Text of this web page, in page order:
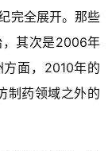
完全展开。那些
，其次是2006年
面，2010年的
制药领域之外的